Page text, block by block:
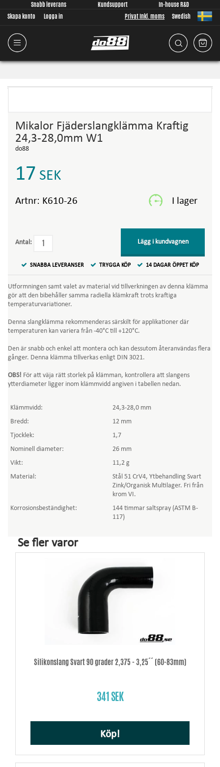
Snabb leverans Kundsupport
In-house R&D
Skapa konto
Logga in Privat Inkl. moms Swedish
Mikalor Fjäderslangklämma Kraftig
24,3-28,0mm W1
do88
17 SEK
Artnr: K610-26
Antal: Lägg i kundvagnen
SNABBA LEVERANSER TRYGGA KÖP 14 DAGAR ÖPPET KÖP
Utformningen samt valet av material vid tillverkningen av denna klämma
gör att den bibehåller samma radiella klämkraft trots kraftiga
temperaturvariationer.
Denna slangklämma rekommenderas särskilt för applikationer där
temperaturen kan variera från -40°C till +120°C.
Den är snabb och enkel att montera och kan dessutom återanvändas flera
gånger. Denna klämma tillverkas enligt DIN 3021.
OBS! För att väja rätt storlek på klämman, kontrollera att slangens
ytterdiameter ligger inom klämmvidd angiven i tabellen nedan.
Klämmvidd:
24,3-28,0 mm
Bredd:
12 mm
Tjocklek:
1,7
Nominell diameter:
26 mm
Vikt:
11,2 g
Material:
Stål 51 CrV4, Ytbehandling Svart
Zink/Organisk Multilager. Fri från
krom VI.
Korrosionsbeständighet:
144 timmar saltspray (ASTM B-
117)
Se fler varor
Silikonslang Svart 90 grader 2,375 - 3,25´´ (60-83mm)
341 SEK
Köp!